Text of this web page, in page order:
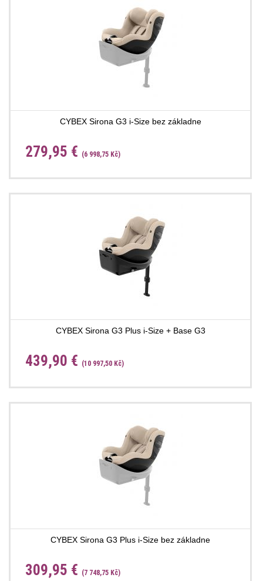
CYBEX Sirona G3 i-Size bez základne
279,95 € (6 998,75 Kč)
CYBEX Sirona G3 Plus i-Size + Base G3
439,90 € (10 997,50 Kč)
CYBEX Sirona G3 Plus i-Size bez základne
309,95 € (7 748,75 Kč)